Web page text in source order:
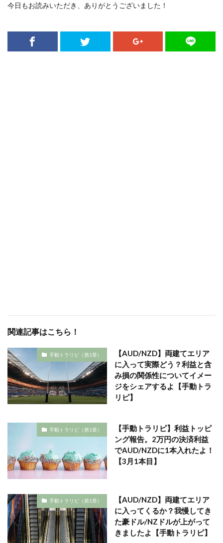
今日もお読みいただき、ありがとうございました！
関連記事はこちら！
手動トラリピ（第1章）
【AUD/NZD】両建てエリア
に入って実際どう？利益と含
み損の関係性についてイメー
ジをシェアするよ【手動トラ
リピ】
手動トラリピ（第1章）
【手動トラリピ】利益トッピ
ング報告。2万円の決済利益
でAUD/NZDに1本入れたよ！
【3月1本目】
手動トラリピ（第1章）
【AUD/NZD】両建てエリア
に入ってくるか？我慢してき
た豪ドル/NZドルが上がって
きましたよ【手動トラリピ】